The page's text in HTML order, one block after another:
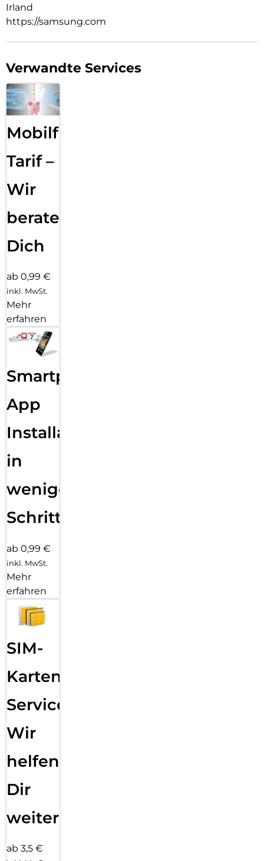
Irland
https://samsung.com
Verwandte Services
Mobilfunk
Tarif –
Wir
beraten
Dich
ab 0,99 €
inkl. MwSt.
Mehr
erfahren
Smartphone
App
Installation
in
wenigen
Schritten
ab 0,99 €
inkl. MwSt.
Mehr
erfahren
SIM-
Karten
Service:
Wir
helfen
Dir
weiter
ab 3,5 €